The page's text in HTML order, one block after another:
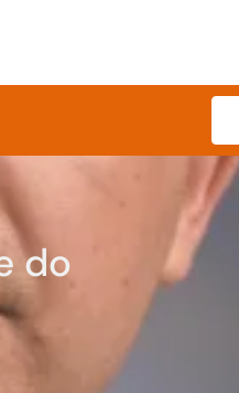
do